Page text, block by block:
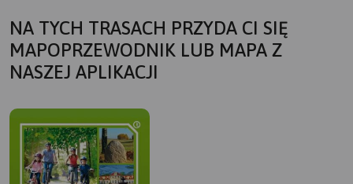
NA TYCH TRASACH PRZYDA CI SIĘ
MAPOPRZEWODNIK LUB MAPA Z
NASZEJ APLIKACJI